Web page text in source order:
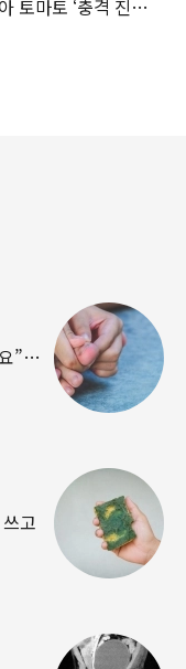
토마토 ‘충격 진실’
”…
고